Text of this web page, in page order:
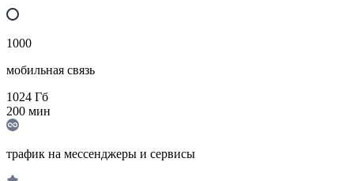
1000
мобильная связь
1024 Гб
200 мин
трафик на мессенджеры и сервисы